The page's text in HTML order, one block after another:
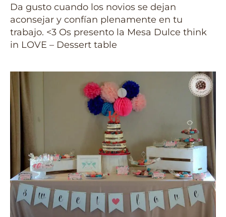
Da gusto cuando los novios se dejan
aconsejar y confían plenamente en tu
trabajo. <3 Os presento la Mesa Dulce think
in LOVE – Dessert table